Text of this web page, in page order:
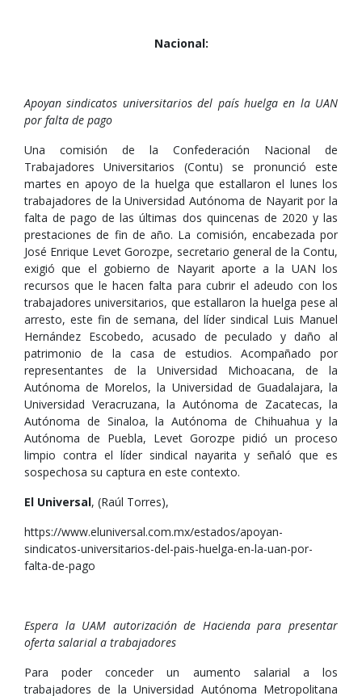
Nacional:
Apoyan sindicatos universitarios del país huelga en la UAN
por falta de pago
Una comisión de la Confederación Nacional de
Trabajadores Universitarios (Contu) se pronunció este
martes en apoyo de la huelga que estallaron el lunes los
trabajadores de la Universidad Autónoma de Nayarit por la
falta de pago de las últimas dos quincenas de 2020 y las
prestaciones de fin de año. La comisión, encabezada por
José Enrique Levet Gorozpe, secretario general de la Contu,
exigió que el gobierno de Nayarit aporte a la UAN los
recursos que le hacen falta para cubrir el adeudo con los
trabajadores universitarios, que estallaron la huelga pese al
arresto, este fin de semana, del líder sindical Luis Manuel
Hernández Escobedo, acusado de peculado y daño al
patrimonio de la casa de estudios. Acompañado por
representantes de la Universidad Michoacana, de la
Autónoma de Morelos, la Universidad de Guadalajara, la
Universidad Veracruzana, la Autónoma de Zacatecas, la
Autónoma de Sinaloa, la Autónoma de Chihuahua y la
Autónoma de Puebla, Levet Gorozpe pidió un proceso
limpio contra el líder sindical nayarita y señaló que es
sospechosa su captura en este contexto.
El Universal, (Raúl Torres),
https://www.eluniversal.com.mx/estados/apoyan-
sindicatos-universitarios-del-pais-huelga-en-la-uan-por-
falta-de-pago
Espera la UAM autorización de Hacienda para presentar
oferta salarial a trabajadores
Para poder conceder un aumento salarial a los
trabajadores de la Universidad Autónoma Metropolitana